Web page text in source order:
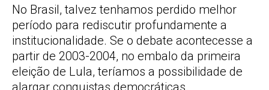
No Brasil, talvez tenhamos perdido melhor
período para rediscutir profundamente a
institucionalidade. Se o debate acontecesse a
partir de 2003-2004, no embalo da primeira
eleição de Lula, teríamos a possibilidade de
alargar conquistas democráticas.